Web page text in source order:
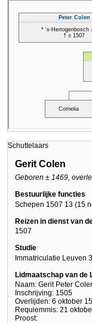
Schuttelaars
Gerit Colen
Geboren ± 1469,
Bestuurlijke functies
Schepen 1507 13 (15
Reizen in dienst van
1507
Studie
Immatriculatie Leuven
Lidmaatschap van de
Naam: Gerit Peter
Inschrijving: 1505
Overlijden: 6 oktober
Requiemmis: 21
Proost: